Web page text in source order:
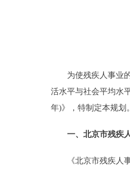
政民互动
为使残疾人事业的
活水平与社会平均水
年)》，特制定本规划。
一、北京市残疾
《北京市残疾人事